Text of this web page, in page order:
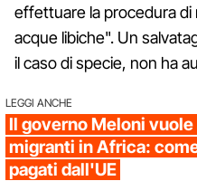
effettuare la procedura di
acque libiche". Un
il caso di specie, non ha
LEGGI ANCHE
Il governo Meloni
migranti in Africa:
pagati dall'UE